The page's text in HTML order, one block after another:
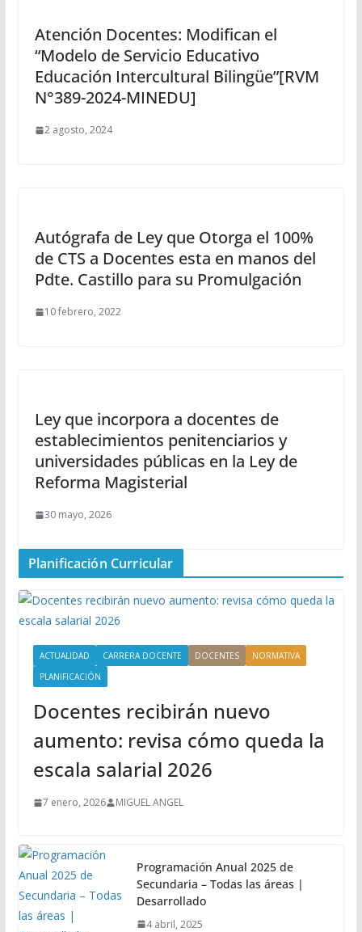
Atención Docentes: Modifican el
“Modelo de Servicio Educativo
Educación Intercultural Bilingüe”[RVM
N°389-2024-MINEDU]
2 agosto, 2024
Autógrafa de Ley que Otorga el 100%
de CTS a Docentes esta en manos del
Pdte. Castillo para su Promulgación
10 febrero, 2022
Ley que incorpora a docentes de
establecimientos penitenciarios y
universidades públicas en la Ley de
Reforma Magisterial
30 mayo, 2026
Planificación Curricular
ACTUALIDAD CARRERA DOCENTE DOCENTES
NORMATIVA
PLANIFICACIÓN
Docentes recibirán nuevo
aumento: revisa cómo queda la
escala salarial 2026
7 enero, 2026 MIGUEL ANGEL
Programación Anual 2025 de
Secundaria – Todas las áreas |
Desarrollado
4 abril, 2025